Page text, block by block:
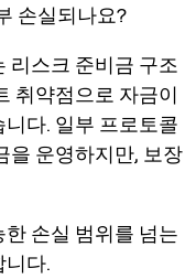
손실되나요?
리스크 준비금 구조
취약점으로 자금이
다. 일부 프로토콜
을 운영하지만, 보장
손실 범위를 넘는
니다.